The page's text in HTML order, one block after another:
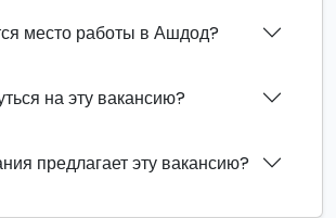
место работы в Ашдод?
на эту вакансию?
предлагает эту вакансию?